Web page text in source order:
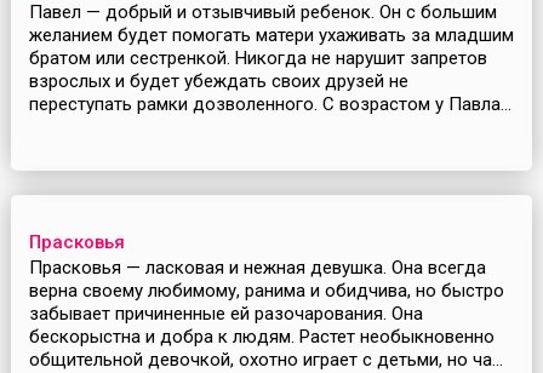
Павел — добрый и отзывчивый ребенок. Он с большим
желанием будет помогать матери ухаживать за младшим
братом или сестренкой. Никогда не нарушит запретов
взрослых и будет убеждать своих друзей не
переступать рамки дозволенного. С возрастом у Павла...
Прасковья
Прасковья — ласковая и нежная девушка. Она всегда
верна своему любимому, ранима и обидчива, но быстро
забывает причиненные ей разочарования. Она
бескорыстна и добра к людям. Растет необыкновенно
общительной девочкой, охотно играет с детьми, но ча...